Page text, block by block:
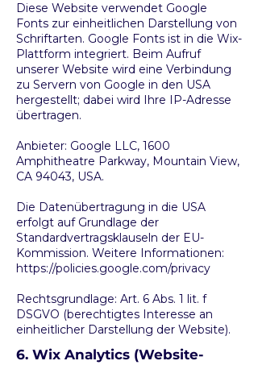
Diese Website verwendet Google
Fonts zur einheitlichen Darstellung von
Schriftarten. Google Fonts ist in die Wix-
Plattform integriert. Beim Aufruf
unserer Website wird eine Verbindung
zu Servern von Google in den USA
hergestellt; dabei wird Ihre IP-Adresse
übertragen.
Anbieter: Google LLC, 1600
Amphitheatre Parkway, Mountain View,
CA 94043, USA.
Die Datenübertragung in die USA
erfolgt auf Grundlage der
Standardvertragsklauseln der EU-
Kommission. Weitere Informationen:
https://policies.google.com/privacy
Rechtsgrundlage: Art. 6 Abs. 1 lit. f
DSGVO (berechtigtes Interesse an
einheitlicher Darstellung der Website).
6. Wix Analytics (Website-